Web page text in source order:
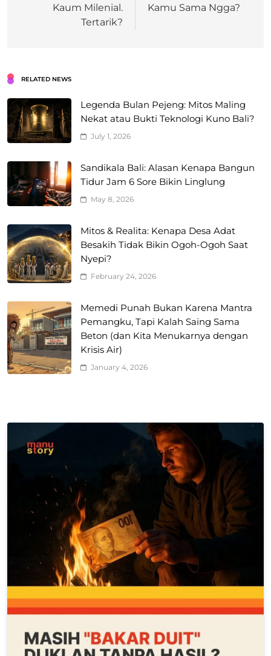
Kaum Milenial.
Tertarik?
Kamu Sama Ngga?
RELATED NEWS
Legenda Bulan Pejeng: Mitos Maling
Nekat atau Bukti Teknologi Kuno Bali?
July 1, 2026
Sandikala Bali: Alasan Kenapa Bangun
Tidur Jam 6 Sore Bikin Linglung
May 8, 2026
Mitos & Realita: Kenapa Desa Adat
Besakih Tidak Bikin Ogoh-Ogoh Saat
Nyepi?
February 24, 2026
Memedi Punah Bukan Karena Mantra
Pemangku, Tapi Kalah Saing Sama
Beton (dan Kita Menukarnya dengan
Krisis Air)
January 4, 2026